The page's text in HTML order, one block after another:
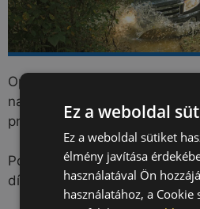
Open Country M/T je
navržená pro náročné terénní
průchodnost terénem
Poskytuje také výbornou
díky moderní technologii – na
Ez a weboldal
Ez a weboldal sütiket
élmény javítása
használatával Ön
használatához, a Cookie